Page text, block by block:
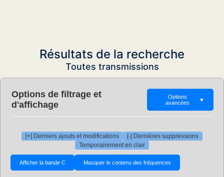
Résultats de la recherche
Toutes transmissions
Options de filtrage et
d'affichage
Options
avancées
▼
[+] Derniers ajouts et modifications
[-] Dernières suppressions
Temporairement en clair